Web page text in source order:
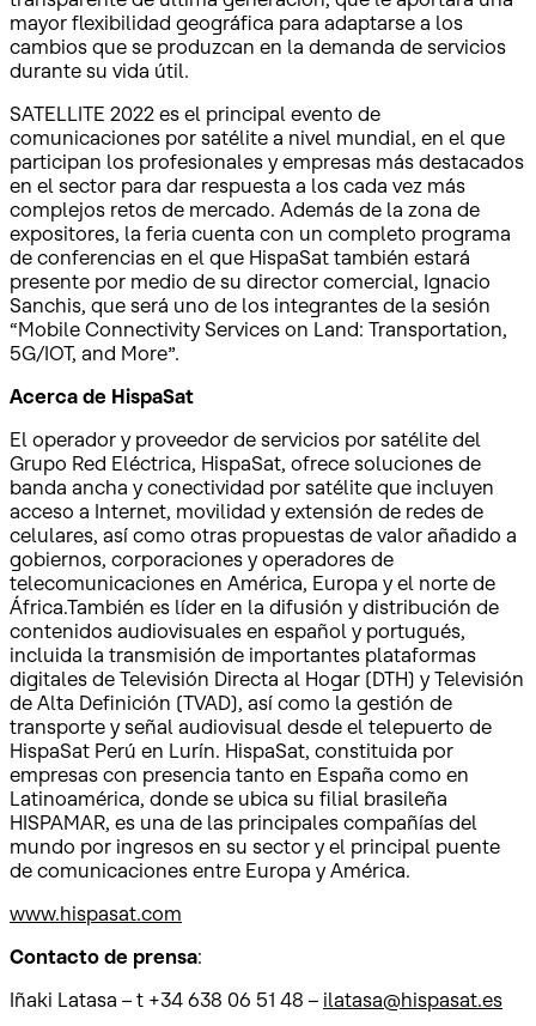
mayor flexibilidad geográfica para adaptarse a los
cambios que se produzcan en la demanda de servicios
durante su vida útil.
SATELLITE 2022 es el principal evento de
comunicaciones por satélite a nivel mundial, en el que
participan los profesionales y empresas más destacados
en el sector para dar respuesta a los cada vez más
complejos retos de mercado. Además de la zona de
expositores, la feria cuenta con un completo programa
de conferencias en el que HispaSat también estará
presente por medio de su director comercial, Ignacio
Sanchis, que será uno de los integrantes de la sesión
“Mobile Connectivity Services on Land: Transportation,
5G/IOT, and More”.
Acerca de HispaSat
El operador y proveedor de servicios por satélite del
Grupo Red Eléctrica, HispaSat, ofrece soluciones de
banda ancha y conectividad por satélite que incluyen
acceso a Internet, movilidad y extensión de redes de
celulares, así como otras propuestas de valor añadido a
gobiernos, corporaciones y operadores de
telecomunicaciones en América, Europa y el norte de
África.También es líder en la difusión y distribución de
contenidos audiovisuales en español y portugués,
incluida la transmisión de importantes plataformas
digitales de Televisión Directa al Hogar (DTH) y Televisión
de Alta Definición (TVAD), así como la gestión de
transporte y señal audiovisual desde el telepuerto de
HispaSat Perú en Lurín. HispaSat, constituida por
empresas con presencia tanto en España como en
Latinoamérica, donde se ubica su filial brasileña
HISPAMAR, es una de las principales compañías del
mundo por ingresos en su sector y el principal puente
de comunicaciones entre Europa y América.
www.hispasat.com
Contacto de prensa:
Iñaki Latasa – t +34 638 06 51 48 – ilatasa@hispasat.es